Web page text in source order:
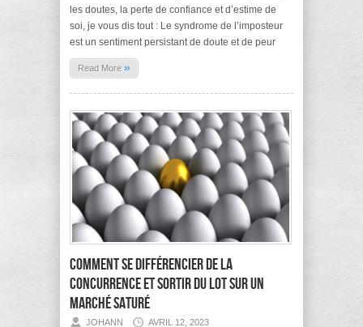
les doutes, la perte de confiance et d’estime de
soi, je vous dis tout : Le syndrome de l’imposteur
est un sentiment persistant de doute et de peur
Read More »
Comment se différencier de la
concurrence et sortir du lot sur un
marché saturé
JOHANN
AVRIL 12, 2023